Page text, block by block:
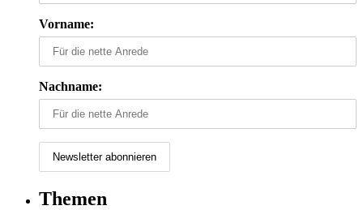
Vorname:
Nachname:
Themen